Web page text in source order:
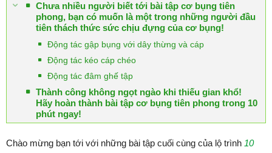
Chưa nhiều người biết tới bài tập cơ bụng tiên
phong, bạn có muốn là một trong những người đầu
tiên thách thức sức chịu đựng của cơ bụng!
Động tác gập bụng với dây thừng và cáp
Động tác kéo cáp chéo
Động tác đâm ghế tập
Thành công không ngọt ngào khi thiếu gian khổ!
Hãy hoàn thành bài tập cơ bụng tiên phong trong 10
phút ngay!
Chào mừng bạn tới với những bài tập cuối cùng của lộ trình 10